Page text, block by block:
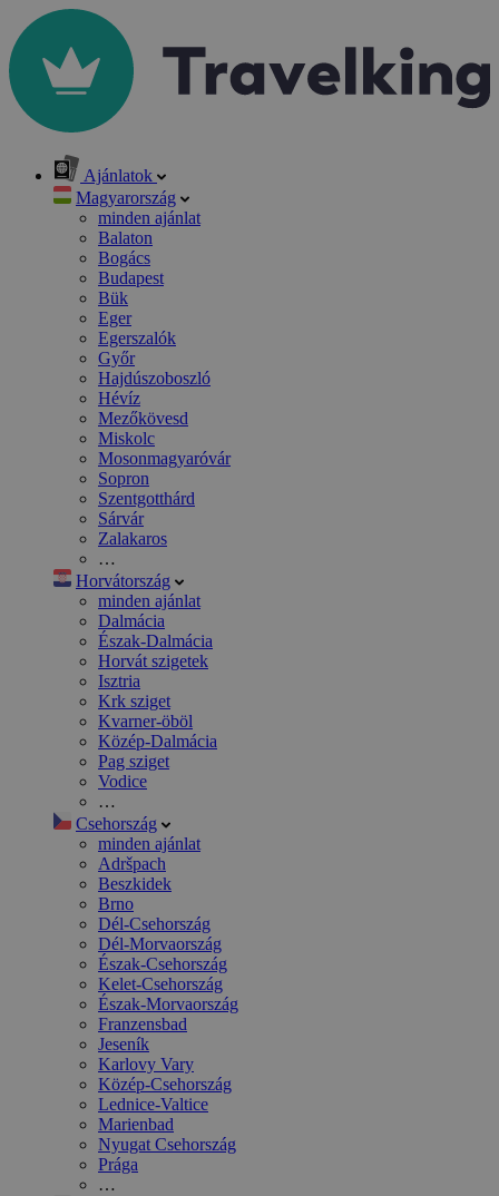
Ajánlatok
Magyarország
minden ajánlat
Balaton
Bogács
Budapest
Bük
Eger
Egerszalók
Győr
Hajdúszoboszló
Hévíz
Mezőkövesd
Miskolc
Mosonmagyaróvár
Sopron
Szentgotthárd
Sárvár
Zalakaros
…
Horvátország
minden ajánlat
Dalmácia
Észak-Dalmácia
Horvát szigetek
Isztria
Krk sziget
Kvarner-öböl
Közép-Dalmácia
Pag sziget
Vodice
…
Csehország
minden ajánlat
Adršpach
Beszkidek
Brno
Dél-Csehország
Dél-Morvaország
Észak-Csehország
Kelet-Csehország
Észak-Morvaország
Franzensbad
Jeseník
Karlovy Vary
Közép-Csehország
Lednice-Valtice
Marienbad
Nyugat Csehország
Prága
…